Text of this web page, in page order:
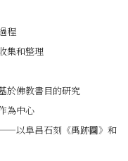
程
集和整理
於佛教書目的研究
為中心
以阜昌石刻《禹跡圖》和